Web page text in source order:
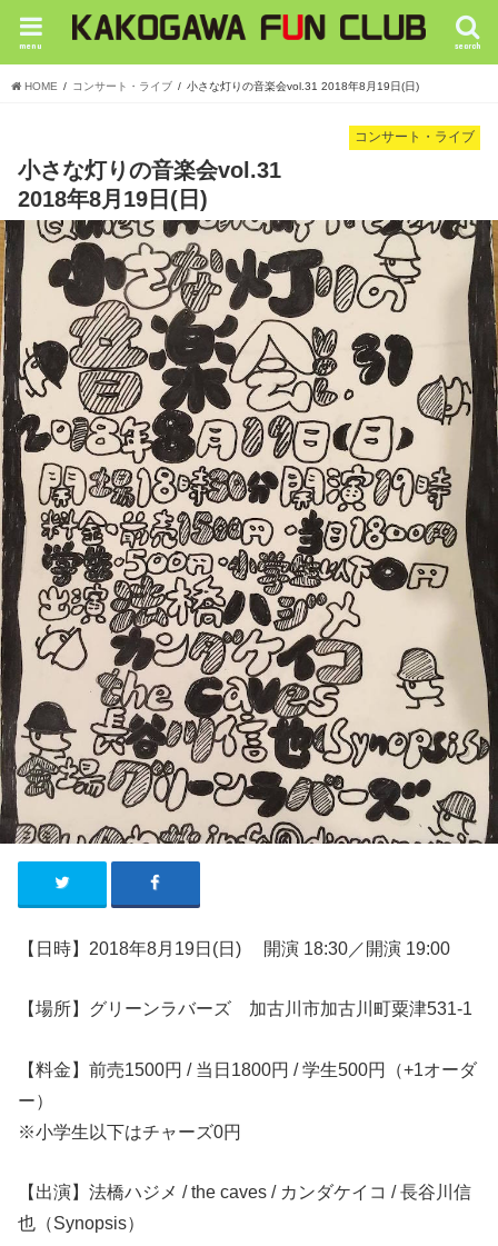
search
menu
HOME コンサート・ライブ 小さな灯りの音楽会vol.31 2018年8月19日(日)
コンサート・ライブ
小さな灯りの音楽会vol.31
2018年8月19日(日)
【日時】2018年8月19日(日) 開演 18:30／開演 19:00
【場所】グリーンラバーズ 加古川市加古川町粟津531-1
【料金】前売1500円 / 当日1800円 / 学生500円（+1オーダ
ー）
※小学生以下はチャーズ0円
【出演】法橋ハジメ / the caves / カンダケイコ / 長谷川信
也（Synopsis）